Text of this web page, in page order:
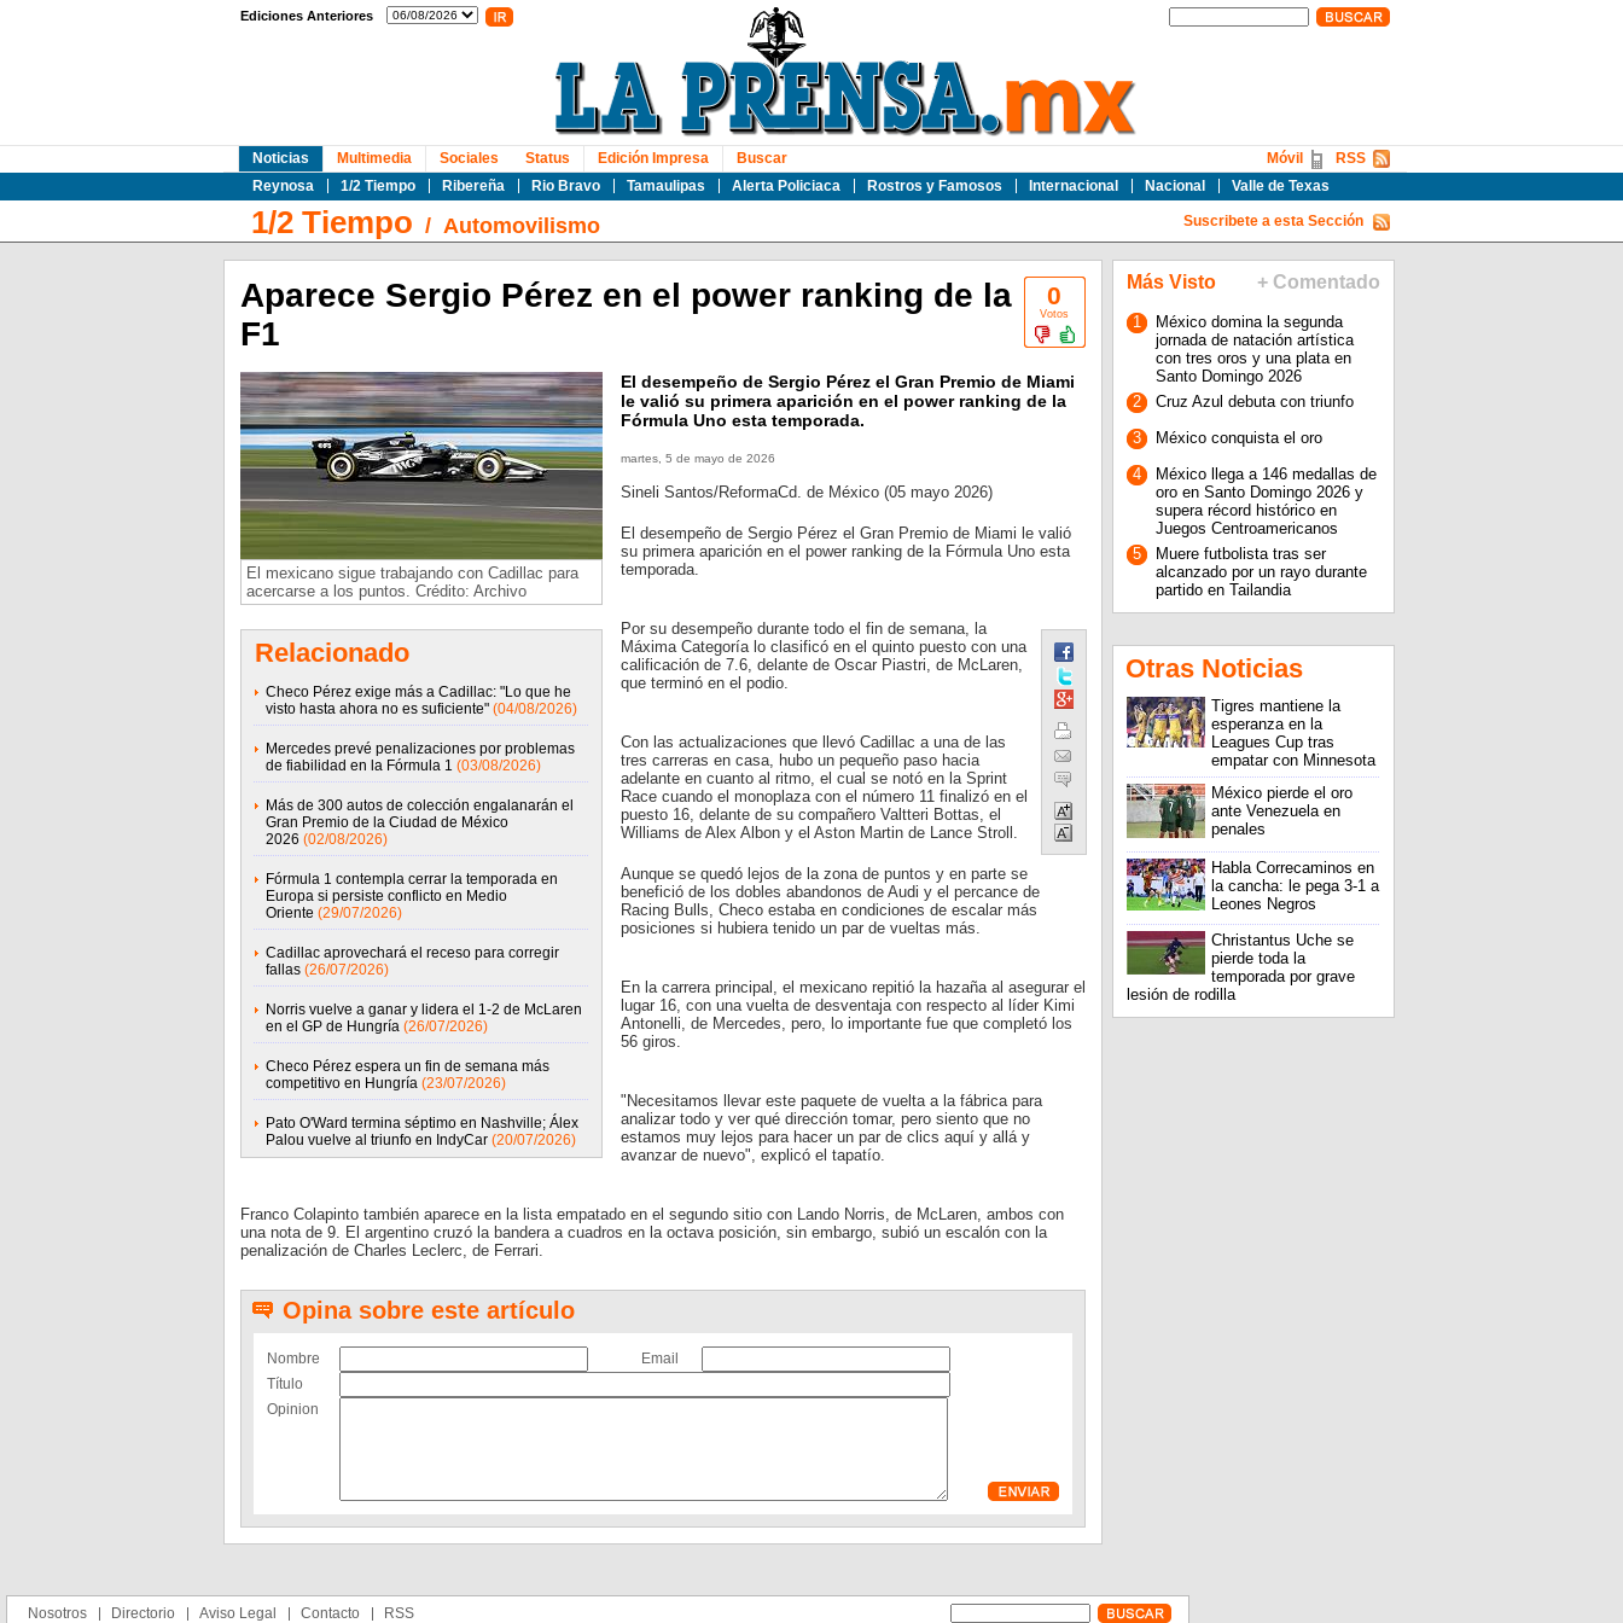
Ediciones Anteriores
Noticias
Reynosa
1/2 Tiempo Ribereña Rio Bravo Tamaulipas Alerta Policiaca Rostros y Famosos Internacional Nacional Valle de Texas
Multimedia Sociales Status Edición Impresa Buscar RSS
Móvil
1/2 Tiempo / Automovilismo Suscribete a esta Sección
0
Votos
Aparece Sergio Pérez en el power ranking de la
F1
El mexicano sigue trabajando con Cadillac para
acercarse a los puntos. Crédito: Archivo
Relacionado
Checo Pérez exige más a Cadillac: "Lo que he
visto hasta ahora no es suficiente" (04/08/2026)
Mercedes prevé penalizaciones por problemas
de fiabilidad en la Fórmula 1 (03/08/2026)
Más de 300 autos de colección engalanarán el
Gran Premio de la Ciudad de México
2026 (02/08/2026)
Fórmula 1 contempla cerrar la temporada en
Europa si persiste conflicto en Medio
Oriente (29/07/2026)
Cadillac aprovechará el receso para corregir
fallas (26/07/2026)
Norris vuelve a ganar y lidera el 1-2 de McLaren
en el GP de Hungría (26/07/2026)
Checo Pérez espera un fin de semana más
competitivo en Hungría (23/07/2026)
Pato O'Ward termina séptimo en Nashville; Álex
Palou vuelve al triunfo en IndyCar (20/07/2026)
El desempeño de Sergio Pérez el Gran Premio de Miami
le valió su primera aparición en el power ranking de la
Fórmula Uno esta temporada.
martes, 5 de mayo de 2026
Sineli Santos/ReformaCd. de México (05 mayo 2026)
El desempeño de Sergio Pérez el Gran Premio de Miami le valió
su primera aparición en el power ranking de la Fórmula Uno esta
temporada.
Por su desempeño durante todo el fin de semana, la
Máxima Categoría lo clasificó en el quinto puesto con una
calificación de 7.6, delante de Oscar Piastri, de McLaren,
que terminó en el podio.
Con las actualizaciones que llevó Cadillac a una de las
tres carreras en casa, hubo un pequeño paso hacia
adelante en cuanto al ritmo, el cual se notó en la Sprint
Race cuando el monoplaza con el número 11 finalizó en el
puesto 16, delante de su compañero Valtteri Bottas, el
Williams de Alex Albon y el Aston Martin de Lance Stroll.
Aunque se quedó lejos de la zona de puntos y en parte se
benefició de los dobles abandonos de Audi y el percance de
Racing Bulls, Checo estaba en condiciones de escalar más
posiciones si hubiera tenido un par de vueltas más.
En la carrera principal, el mexicano repitió la hazaña al asegurar el
lugar 16, con una vuelta de desventaja con respecto al líder Kimi
Antonelli, de Mercedes, pero, lo importante fue que completó los
56 giros.
"Necesitamos llevar este paquete de vuelta a la fábrica para
analizar todo y ver qué dirección tomar, pero siento que no
estamos muy lejos para hacer un par de clics aquí y allá y
avanzar de nuevo", explicó el tapatío.
Franco Colapinto también aparece en la lista empatado en el segundo sitio con Lando Norris, de McLaren, ambos con
una nota de 9. El argentino cruzó la bandera a cuadros en la octava posición, sin embargo, subió un escalón con la
penalización de Charles Leclerc, de Ferrari.
Opina sobre este artículo
Nombre
Email
Título
Opinion
Más Visto + Comentado
1
México domina la segunda
jornada de natación artística
con tres oros y una plata en
Santo Domingo 2026
2
Cruz Azul debuta con triunfo
3
México conquista el oro
4
México llega a 146 medallas de
oro en Santo Domingo 2026 y
supera récord histórico en
Juegos Centroamericanos
5
Muere futbolista tras ser
alcanzado por un rayo durante
partido en Tailandia
Otras Noticias
Tigres mantiene la
esperanza en la
Leagues Cup tras
empatar con Minnesota
México pierde el oro
ante Venezuela en
penales
Habla Correcaminos en
la cancha: le pega 3-1 a
Leones Negros
Christantus Uche se
pierde toda la
temporada por grave
lesión de rodilla
Nosotros Directorio Aviso Legal Contacto RSS